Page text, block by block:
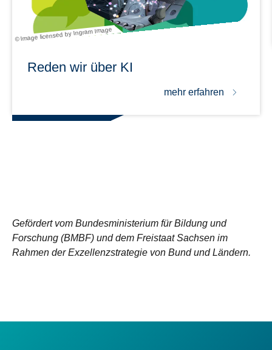
© Image licensed by Ingram Image
Reden wir über KI
mehr erfahren
Gefördert vom Bundesministerium für Bildung und
Forschung (BMBF) und dem Freistaat Sachsen im
Rahmen der Exzellenzstrategie von Bund und Ländern.